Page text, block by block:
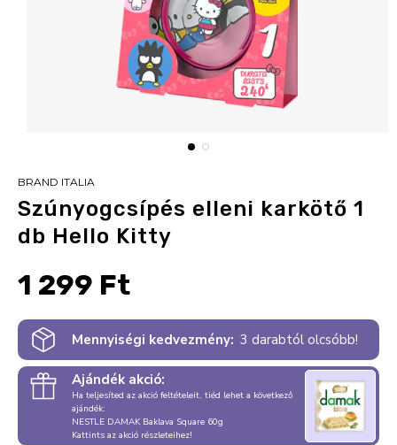
BRAND ITALIA
Szúnyogcsípés elleni karkötő 1
db Hello Kitty
1 299 Ft
Mennyiségi kedvezmény: 3 darabtól olcsóbb!
Ajándék akció:
Ha teljesíted az akció feltételeit, tiéd lehet a következő
ajándék:
NESTLE DAMAK Baklava Square 60g
Kattints az akció részleteihez!